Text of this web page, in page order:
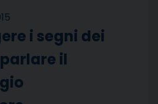
i segni dei
il